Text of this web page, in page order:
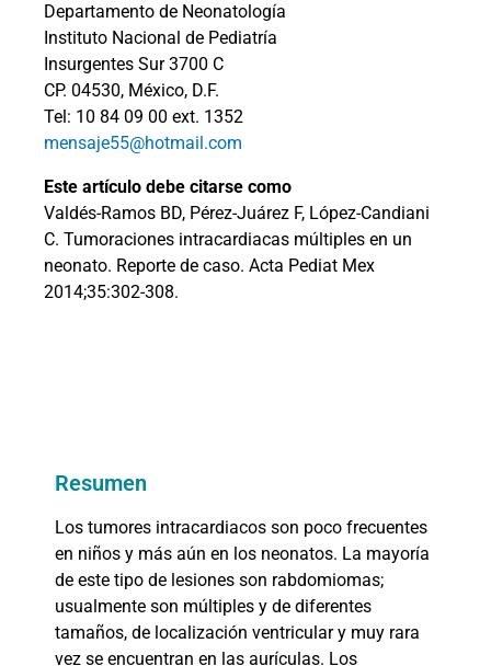
Departamento de Neonatología
Instituto Nacional de Pediatría
Insurgentes Sur 3700 C
CP. 04530, México, D.F.
Tel: 10 84 09 00 ext. 1352
mensaje55@hotmail.com
Este artículo debe citarse como
Valdés-Ramos BD, Pérez-Juárez F, López-Candiani
C. Tumoraciones intracardiacas múltiples en un
neonato. Reporte de caso. Acta Pediat Mex
2014;35:302-308.
Resumen
Los tumores intracardiacos son poco frecuentes
en niños y más aún en los neonatos. La mayoría
de este tipo de lesiones son rabdomiomas;
usualmente son múltiples y de diferentes
tamaños, de localización ventricular y muy rara
vez se encuentran en las aurículas. Los